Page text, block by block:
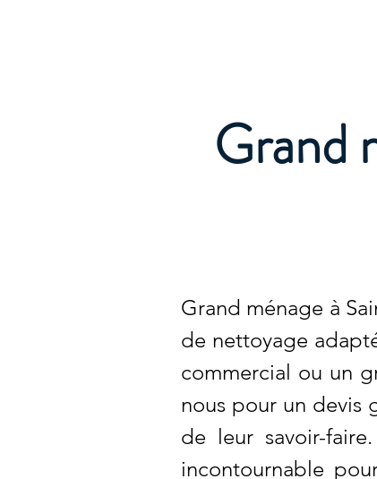
Grand
Grand ménage à
de nettoyage
commercial ou un
nous pour un devis
de leur savoir-
incontournable